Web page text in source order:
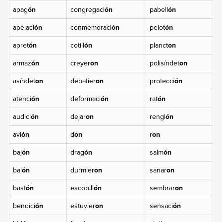
apagón congregación pabellón
apelación conmemoración pelotón
apretón cotillón plancton
armazón creyeron polisíndeton
asíndeton debatieron protección
atención deformación ratón
audición dejaron renglón
avión don ron
bajón dragón salmón
balón durmieron sanaron
bastón escobillón sembraron
bendición estuvieron sensación